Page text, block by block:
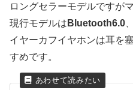
ロングセラーモデルですが
現行モデルは Bluetooth6.0
イヤーカフイヤホンは耳を
すめです。